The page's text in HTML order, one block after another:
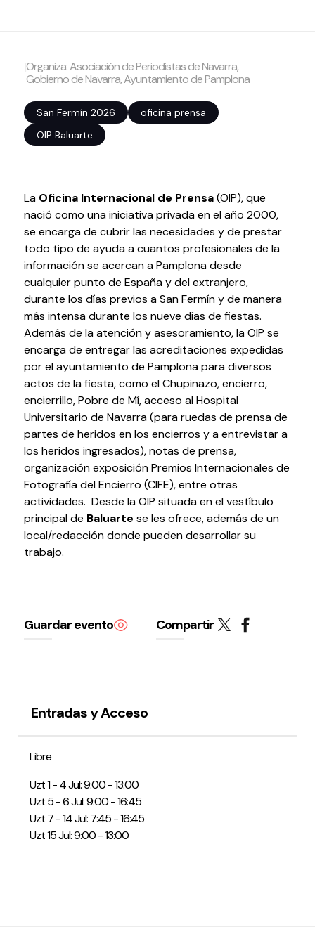
Agenda
Agenda
Suscríbete a la newsletter
Entradas
Organiza
Espacios
Tour Virtual
Servicios
Organizar evento
Testimonios
Últimos Eventos
Baluarte
¿Qué es Baluarte?
Taquilla
Cómo llegar
Contacto
Espacio accesible
Actualidad
Política de privacidad y Aviso Legal
Organiza: Asociación de Periodistas de Navarra,
Gobierno de Navarra, Ayuntamiento de Pamplona
San Fermín 2026
oficina prensa
OIP Baluarte
La Oficina Internacional de Prensa(OIP), que
nació como una iniciativa privada en el año 2000,
se encarga de cubrir las necesidades y de prestar
todo tipo de ayuda a cuantos profesionales de la
información se acercan a Pamplona desde
cualquier punto de España y del extranjero,
durante los días previos a San Fermín y de manera
más intensa durante los nueve días de fiestas.
Además de la atención y asesoramiento, la OIP se
encarga de entregar las acreditaciones expedidas
por el ayuntamiento de Pamplona para diversos
actos de la fiesta, como el Chupinazo, encierro,
encierrillo, Pobre de Mí, acceso al Hospital
Universitario de Navarra (para ruedas de prensa de
partes de heridos en los encierros y a entrevistar a
los heridos ingresados), notas de prensa,
organización exposición Premios Internacionales de
Fotografía del Encierro (CIFE), entre otras
actividades. Desde la OIP situada en el vestíbulo
principal de Baluarte se les ofrece, además de un
local/redacción donde pueden desarrollar su
trabajo.
Guardar evento Compartir
Entradas y Acceso
Libre
Uzt 1 - 4 Jul: 9:00 - 13:00
Uzt 5 - 6 Jul: 9:00 - 16:45
Uzt 7 - 14 Jul: 7:45 - 16:45
Uzt 15 Jul: 9:00 - 13:00